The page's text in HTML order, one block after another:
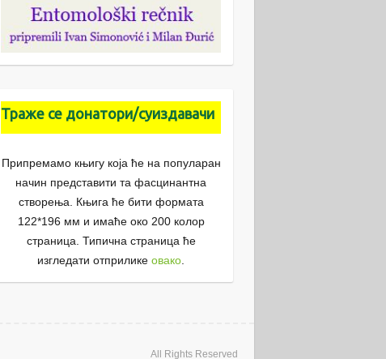
Траже се донатори/суиздавачи
Припремамо књигу која ће на популаран
начин представити та фасцинантна
створења. Књига ће бити формата
122*196 мм и имаће око 200 колор
страница. Типична страница ће
изгледати отприликеовако
All Rights Reserved